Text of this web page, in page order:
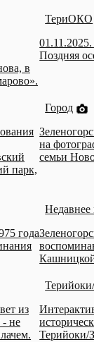
в
ТериОКО
Поздняя
парк,
Город
на
семьи
года
из
- не
Терийоки/